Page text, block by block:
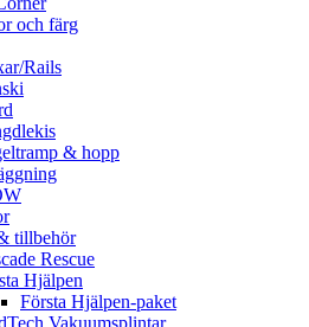
och färg
Rails
& hopp
tillbehör
Rescue
Hjälpen
Första Hjälpen-paket
Vakuumsplintar